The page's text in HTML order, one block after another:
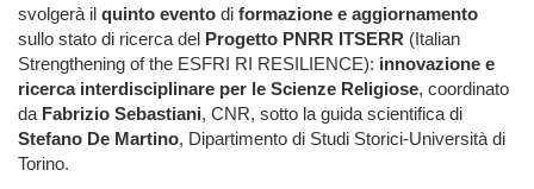
svolgerà il quinto evento di formazione e aggiornamento
sullo stato di ricerca del Progetto PNRR ITSERR (Italian
Strengthening of the ESFRI RI RESILIENCE): innovazione e
ricerca interdisciplinare per le Scienze Religiose, coordinato
daFabrizio Sebastiani, CNR, sotto la guida scientifica di
Stefano De Martino, Dipartimento di Studi Storici-Università di
Torino.